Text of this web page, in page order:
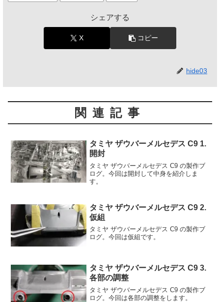
シェアする
X コピー
hide03
関連記事
タミヤ ザウバーメルセデス C9 1.
開封
タミヤ ザウバーメルセデス C9 の製作ブ
ログ。今回は開封して中身を紹介しま
す。
タミヤ ザウバーメルセデス C9 2.
仮組
タミヤ ザウバーメルセデス C9 の製作ブ
ログ。今回は仮組です。
タミヤ ザウバーメルセデス C9 3.
各部の調整
タミヤ ザウバーメルセデス C9 の製作ブ
ログ。今回は各部の調整をします。